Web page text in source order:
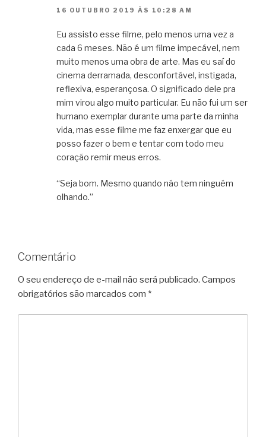
16 OUTUBRO 2019 ÀS 10:28 AM
Eu assisto esse filme, pelo menos uma vez a
cada 6 meses. Não é um filme impecável, nem
muito menos uma obra de arte. Mas eu saí do
cinema derramada, desconfortável, instigada,
reflexiva, esperançosa. O significado dele pra
mim virou algo muito particular. Eu não fui um ser
humano exemplar durante uma parte da minha
vida, mas esse filme me faz enxergar que eu
posso fazer o bem e tentar com todo meu
coração remir meus erros.
“Seja bom. Mesmo quando não tem ninguém
olhando.”
Comentário
O seu endereço de e-mail não será publicado. Campos
obrigatórios são marcados com *